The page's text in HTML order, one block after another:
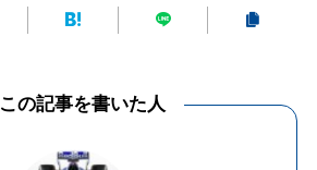
この記事を書いた人